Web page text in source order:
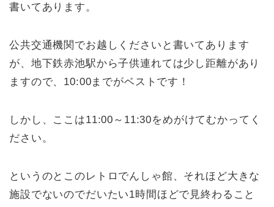
書いてあります。
公共交通機関でお越しくださいと書いてあります
が、地下鉄赤池駅から子供連れては少し距離があり
ますので、10:00までがベストです！
しかし、ここは11:00～11:30をめがけてむかってく
ださい。
というのとこのレトロでんしゃ館、それほど大きな
施設でないのでだいたい1時間ほどで見終わること